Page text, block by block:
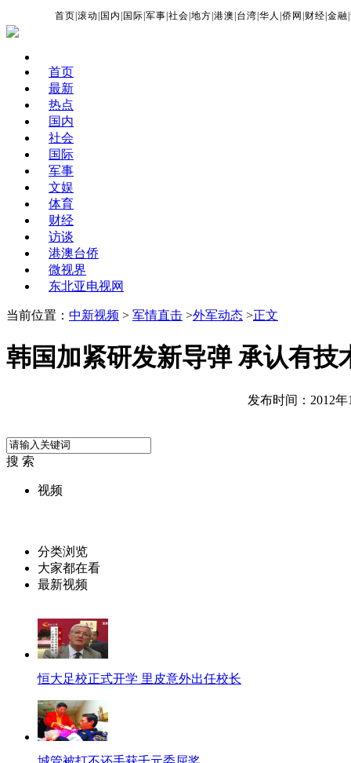
首页 |滚动 国内 国际 |军事 |社会 |地方 |港澳 台湾 |华人 |侨网 财经 |金融 |
首页
最新
热点
国内
社会
国际
军事
文娱
体育
财经
访谈
港澳台侨
微视界
东北亚电视网
当前位置： 中新视频 > 军情直击 >外军动态 >正文
韩国加紧研发新导弹 承认有技
发布时间：2012年
搜 索
视频
分类浏览
大家都在看
最新视频
恒大足校正式开学 里皮意外出任校长